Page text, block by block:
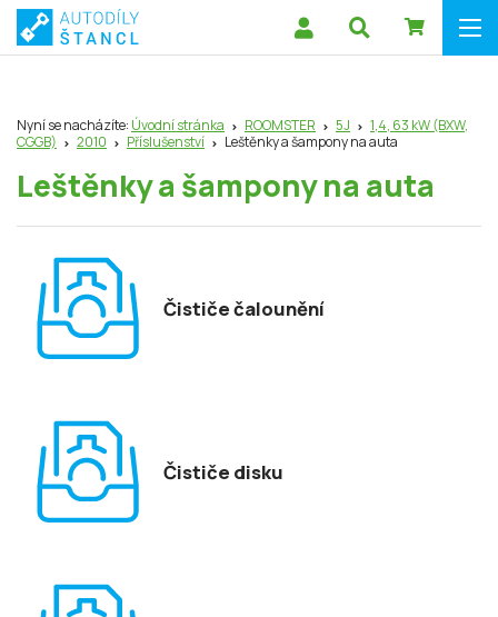
Nyní se nacházíte: Úvodní stránka ROOMSTER 5J
1,4, 63 kW (BXW,
CGGB)
2010 Příslušenství Leštěnky a šampony na auta
Leštěnky a šampony na auta
Čističe čalounění
Čističe disku